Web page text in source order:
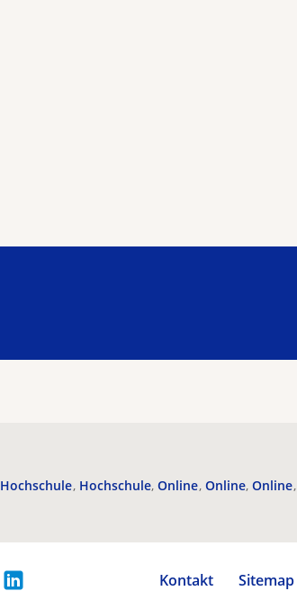
Hochschule Hochschule Online Online Online
Kontakt Sitemap